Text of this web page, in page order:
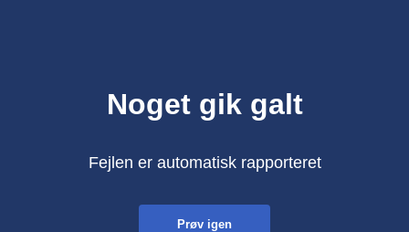
Noget gik galt
Fejlen er automatisk rapporteret
Prøv igen